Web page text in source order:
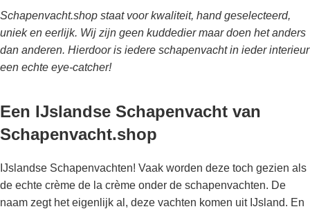
Schapenvacht.shop staat voor kwaliteit, hand geselecteerd,
uniek en eerlijk. Wij zijn geen kuddedier maar doen het anders
dan anderen. Hierdoor is iedere schapenvacht in ieder interieur
een echte eye-catcher!
Een IJslandse Schapenvacht van
Schapenvacht.shop
IJslandse Schapenvachten! Vaak worden deze toch gezien als
de echte crème de la crème onder de schapenvachten. De
naam zegt het eigenlijk al, deze vachten komen uit IJsland. En